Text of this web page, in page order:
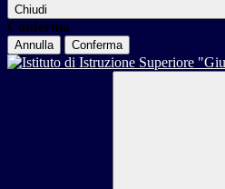
Chiudi
Conferma
Annulla Conferma